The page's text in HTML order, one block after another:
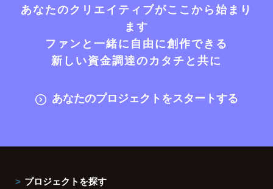
あなたのクリエイティブがここから始まり
ます
ファンと一緒に自由に創作できる
新しい資金調達のカタチと共に
あなたのプロジェクトをスタートする
プロジェクトを探す